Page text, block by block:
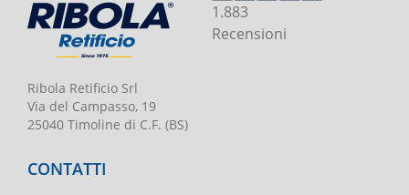
Ribola Retificio Srl
Via del Campasso, 19
25040 Timoline di C.F. (BS)
1.883
Recensioni
CONTATTI